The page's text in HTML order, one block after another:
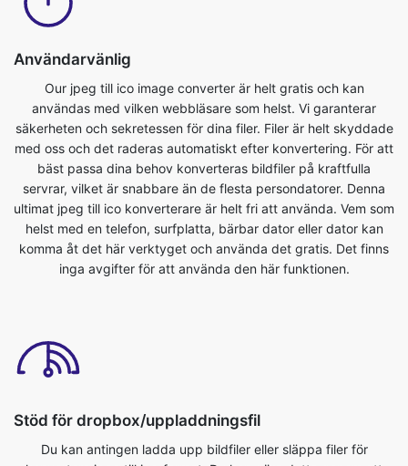
Our jpeg till ico image converter är helt gratis och kan
användas med vilken webbläsare som helst. Vi garanterar
säkerheten och sekretessen för dina filer. Filer är helt skyddade
med oss och det raderas automatiskt efter konvertering. För att
bäst passa dina behov konverteras bildfiler på kraftfulla
servrar, vilket är snabbare än de flesta persondatorer. Denna
ultimat jpeg till ico konverterare är helt fri att använda. Vem som
helst med en telefon, surfplatta, bärbar dator eller dator kan
komma åt det här verktyget och använda det gratis. Det finns
inga avgifter för att använda den här funktionen.
Stöd för dropbox/uppladdningsfil
Du kan antingen ladda upp bildfiler eller släppa filer för
helt enkelt välja filen från din enhet som du vill konvertera till ett
annat format. Bildfiler kan konverteras direkt i webbläsaren. Det
är snabbt, säkert och helt gratis. Det finns ingen anledning att